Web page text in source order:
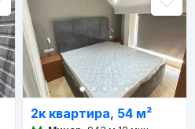
2к квартира, 54 м²